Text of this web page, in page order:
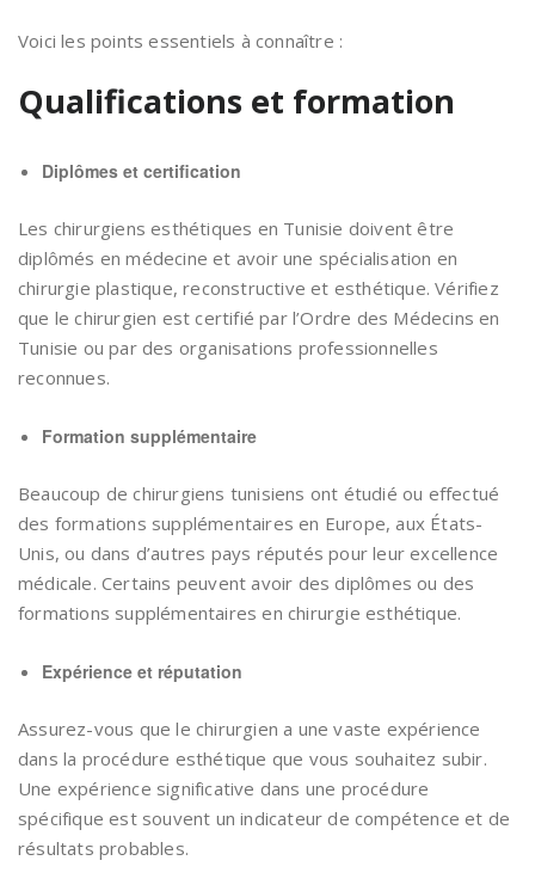
Voici les points essentiels à connaître :
Qualifications et formation
Diplômes et certification
Les chirurgiens esthétiques en Tunisie doivent être
diplômés en médecine et avoir une spécialisation en
chirurgie plastique, reconstructive et esthétique. Vérifiez
que le chirurgien est certifié par l’Ordre des Médecins en
Tunisie ou par des organisations professionnelles
reconnues.
Formation supplémentaire
Beaucoup de chirurgiens tunisiens ont étudié ou effectué
des formations supplémentaires en Europe, aux États-
Unis, ou dans d’autres pays réputés pour leur excellence
médicale. Certains peuvent avoir des diplômes ou des
formations supplémentaires en chirurgie esthétique.
Expérience et réputation
Assurez-vous que le chirurgien a une vaste expérience
dans la procédure esthétique que vous souhaitez subir.
Une expérience significative dans une procédure
spécifique est souvent un indicateur de compétence et de
résultats probables.